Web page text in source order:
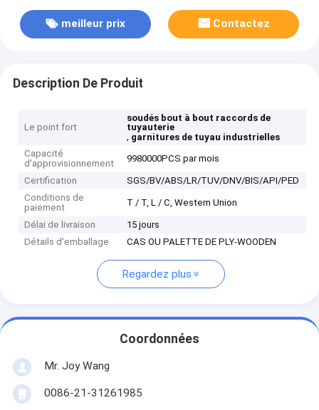
meilleur prix Contactez
Description De Produit
Le point fort
soudés bout à bout raccords de
tuyauterie
, garnitures de tuyau industrielles
Capacité
d'approvisionnement
9980000PCS par mois
Certification
SGS/BV/ABS/LR/TUV/DNV/BIS/API/PED
Conditions de
paiement
T / T, L / C, Western Union
Délai de livraison
15 jours
Détails d'emballage
CAS OU PALETTE DE PLY-WOODEN
Regardez plus
Coordonnées
Mr. Joy Wang
0086-21-31261985